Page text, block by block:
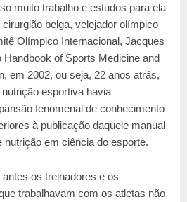
muito trabalho e estudos para ela
belga, velejador olímpico
Olímpico Internacional, Jacques
Handbook of Sports Medicine and
em 2002, ou seja, 22 anos atrás,
esportiva havia
fenomenal de conhecimento
à publicação daquele manual
nutrição em ciência do esporte.
os treinadores e os
trabalhavam com os atletas não